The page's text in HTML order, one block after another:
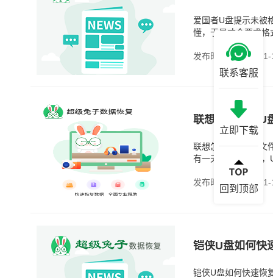
爱国者U盘提示未被
懂，于是才会要求
下，数据并不是特
发布时间：2026-01-
联想怎么恢复U
联想怎么恢复U盘文
有一天插到电脑上
件，重做的时间成
发布时间：2026-01-
铠侠U盘如何快
铠侠U盘如何快速恢
联系客服
立即下载
回到顶部